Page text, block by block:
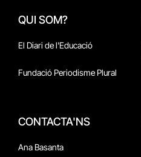
QUI SOM?
El Diari de l'Educació
Fundació Periodisme Plural
CONTACTA'NS
Ana Basanta